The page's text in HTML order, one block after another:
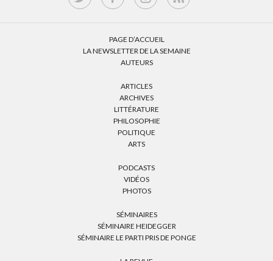
PAGE D’ACCUEIL
LA NEWSLETTER DE LA SEMAINE
AUTEURS
ARTICLES
ARCHIVES
LITTÉRATURE
PHILOSOPHIE
POLITIQUE
ARTS
PODCASTS
VIDÉOS
PHOTOS
SÉMINAIRES
SÉMINAIRE HEIDEGGER
SÉMINAIRE LE PARTI PRIS DE PONGE